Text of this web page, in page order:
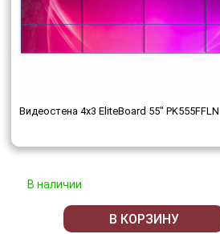
Видеостена 4x3 EliteBoard 55" PK555FFLN
В наличии
В КОРЗИНУ